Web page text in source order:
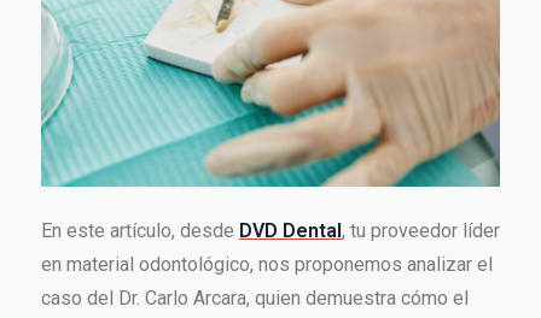
En este artículo, desde DVD Dental , tu proveedor líder
en material odontológico, nos proponemos analizar el
caso del Dr. Carlo Arcara, quien demuestra cómo el